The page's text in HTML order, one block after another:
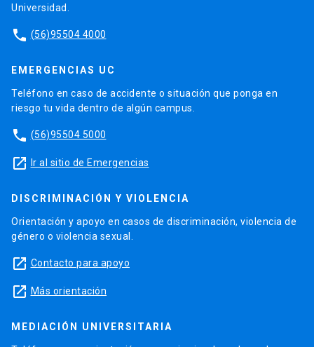
Universidad.
phone (56)95504 4000
EMERGENCIAS UC
Teléfono en caso de accidente o situación que ponga en
riesgo tu vida dentro de algún campus.
phone (56)95504 5000
launch Ir al sitio de Emergencias
DISCRIMINACIÓN Y VIOLENCIA
Orientación y apoyo en casos de discriminación, violencia de
género o violencia sexual.
launch Contacto para apoyo
launch Más orientación
MEDIACIÓN UNIVERSITARIA